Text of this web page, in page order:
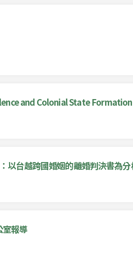
and Colonial State
以台越跨國婚姻的離婚判決書為
室報導